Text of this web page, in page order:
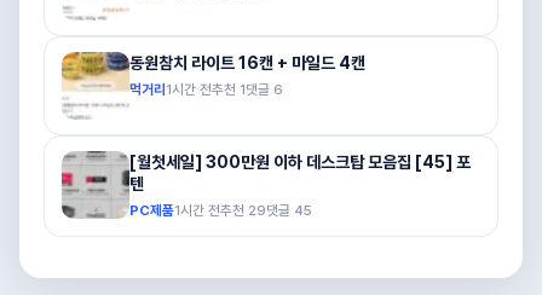
동원참치 라이트 16캔 + 마일드 4캔
먹거리 1시간 전추천 1댓글 6
[월첫세일] 300만원 이하 데스크탑 모음집 [45] 포
텐
PC제품1시간 전추천 29댓글 45